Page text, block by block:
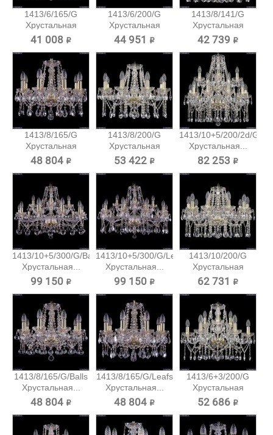
1413/6/165/G
Хрустальная
подвесная...
41 008 ₽
1413/6/200/G
Хрустальная
подвесная...
44 951 ₽
1413/8/141/G
Хрустальная
подвесная...
42 739 ₽
1413/8/165/G
Хрустальная
подвесная...
48 804 ₽
1413/8/200/G
Хрустальная
подвесная...
53 422 ₽
1413/10+5/200/2d/G
Хрустальная...
82 253 ₽
1413/10+5/300/G/Balls
Хрустальная...
99 150 ₽
1413/10+5/300/G/Leafs
Хрустальная...
99 150 ₽
1413/10/200/G
Хрустальная
подвесная...
62 731 ₽
1413/8/165/G/Balls
Хрустальная...
48 804 ₽
1413/8/165/G/Leafs
Хрустальная...
48 804 ₽
1413/6+3/200/G
Хрустальная
подвесная...
52 686 ₽